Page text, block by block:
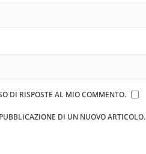
DI RISPOSTE AL MIO COMMENTO.
DI UN NUOVO ARTICOLO.